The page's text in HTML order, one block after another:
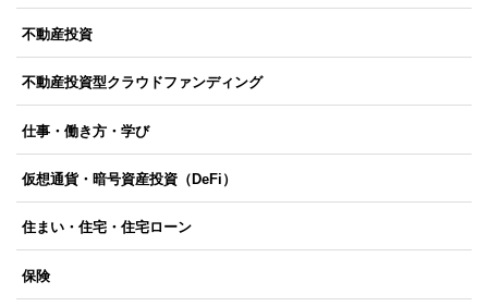
不動産投資
不動産投資型クラウドファンディング
仕事・働き方・学び
仮想通貨・暗号資産投資（DeFi）
住まい・住宅・住宅ローン
保険